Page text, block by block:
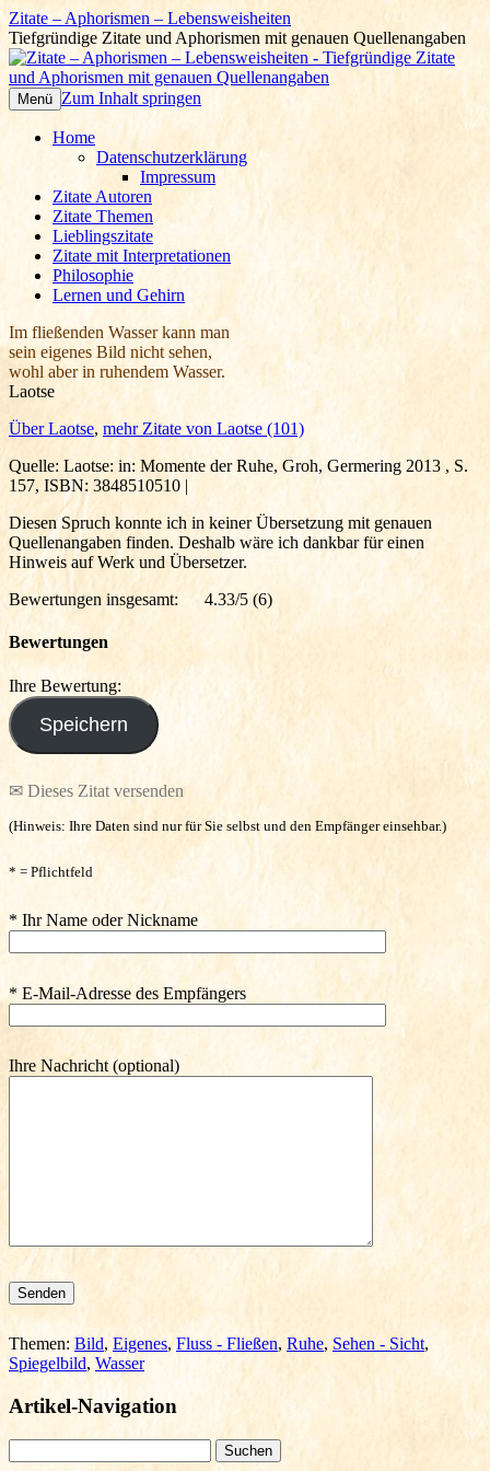
Zitate – Aphorismen – Lebensweisheiten
Tiefgründige Zitate und Aphorismen mit genauen Quellenangaben
Menü Zum Inhalt springen
Home
Datenschutzerklärung
Impressum
Zitate Autoren
Zitate Themen
Lieblingszitate
Zitate mit Interpretationen
Philosophie
Lernen und Gehirn
Im fließenden Wasser kann man
sein eigenes Bild nicht sehen,
wohl aber in ruhendem Wasser.
Laotse
Über Laotse, mehr Zitate von Laotse (101)
Quelle: Laotse: in: Momente der Ruhe, Groh, Germering 2013 , S.
157, ISBN: 3848510510 |
Diesen Spruch konnte ich in keiner Übersetzung mit genauen
Quellenangaben finden. Deshalb wäre ich dankbar für einen
Hinweis auf Werk und Übersetzer.
Bewertungen insgesamt:
4.33/5 (6)
Bewertungen
Ihre Bewertung:
✉ Dieses Zitat versenden
(Hinweis: Ihre Daten sind nur für Sie selbst und den Empfänger einsehbar.)
* = Pflichtfeld
* Ihr Name oder Nickname
* E-Mail-Adresse des Empfängers
Ihre Nachricht (optional)
Bitte lasse dieses Feld leer.
Themen: Bild, Eigenes,Fluss - Fließen, Ruhe, Sehen - Sicht,
Spiegelbild, Wasser
Artikel-Navigation
nach: